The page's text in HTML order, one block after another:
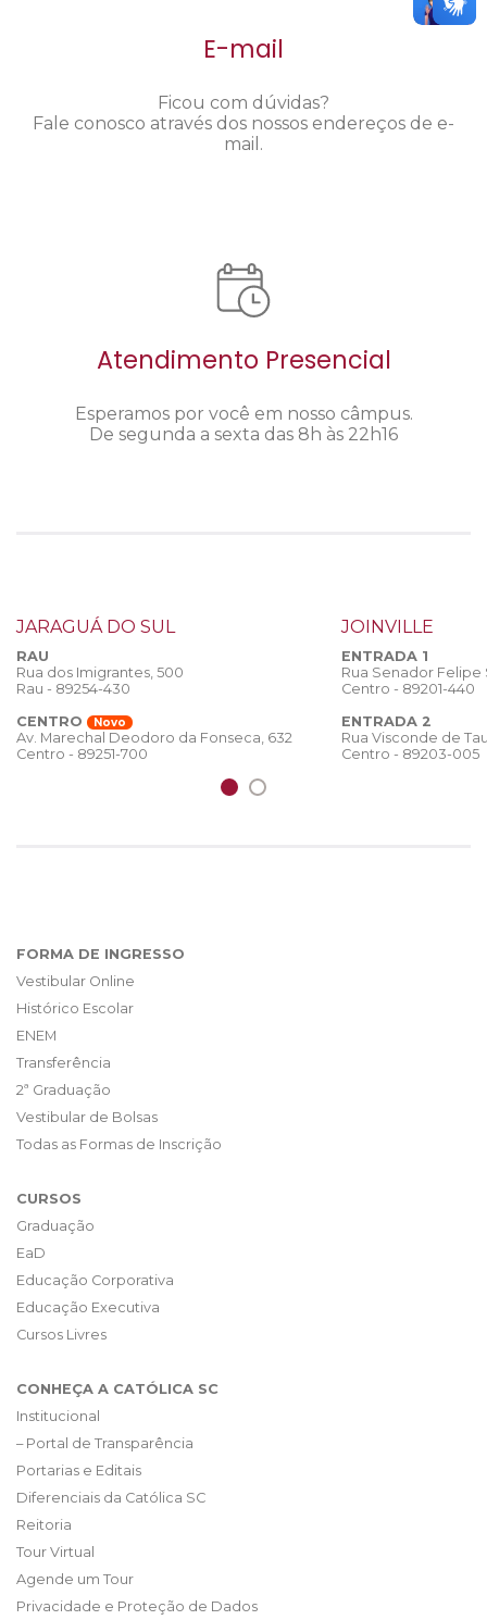
E-mail
Ficou com dúvidas?
Fale conosco através dos nossos endereços de e-
mail.
Atendimento Presencial
Esperamos por você em nosso câmpus.
De segunda a sexta das 8h às 22h16
JARAGUÁ DO SUL
RAU
Rua dos Imigrantes, 500
Rau - 89254-430
CENTRO
Novo
Av. Marechal Deodoro da Fonseca, 632
Centro - 89251-700
JOINVILLE
ENTRADA 1
Rua Senador
Centro - 89201-440
ENTRADA 2
Rua Visconde de
Centro - 89203-005
FORMA DE INGRESSO
Vestibular Online
Histórico Escolar
ENEM
Transferência
2ª Graduação
Vestibular de Bolsas
Todas as Formas de Inscrição
CURSOS
Graduação
EaD
Educação Corporativa
Educação Executiva
Cursos Livres
CONHEÇA A CATÓLICA SC
Institucional
– Portal de Transparência
Portarias e Editais
Diferenciais da Católica SC
Reitoria
Tour Virtual
Agende um Tour
Privacidade e Proteção de Dados